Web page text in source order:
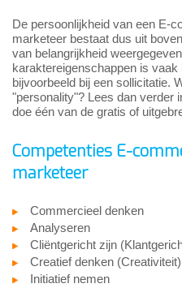
De persoonlijkheid van een E-
marketeer bestaat dus uit
van belangrijkheid
karaktereigenschappen is vaak
bijvoorbeeld bij een sollicitatie.
"personality"? Lees dan verder
doe één van de gratis of
Competenties E-
marketeer
Commercieel denken
Analyseren
Cliëntgericht zijn
Creatief denken (Creativiteit)
Initiatief nemen